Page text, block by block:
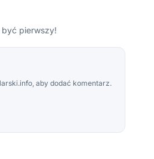
być pierwszy!
aby dodać komentarz.